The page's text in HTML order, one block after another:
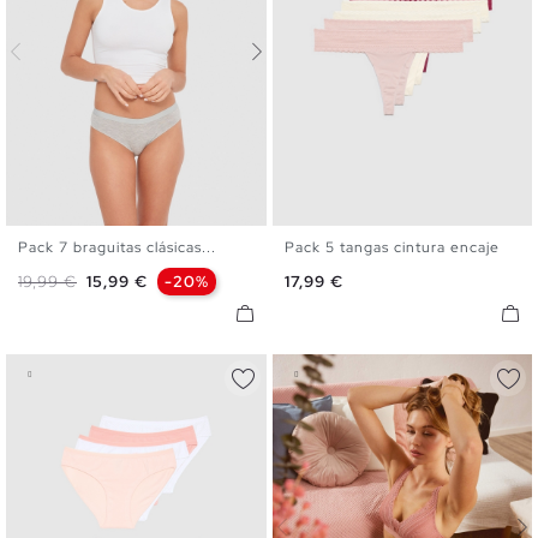
S M L
Pack 7 braguitas clásicas...
Precio base
19,99 € Precio
15,99 € -20%
S M L
Pack 5 tangas cintura encaje
Precio
17,99 €